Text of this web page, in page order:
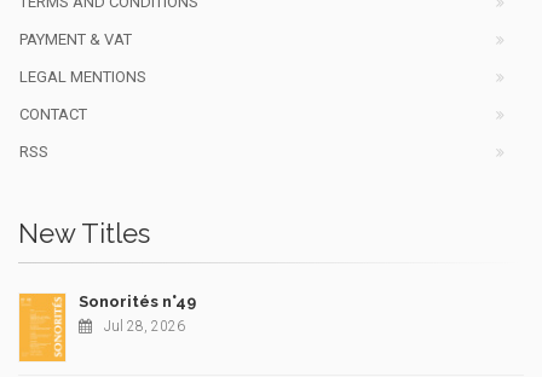
PAYMENT & VAT
LEGAL MENTIONS
CONTACT
RSS
New Titles
Sonorités n°49
Jul 28, 2026